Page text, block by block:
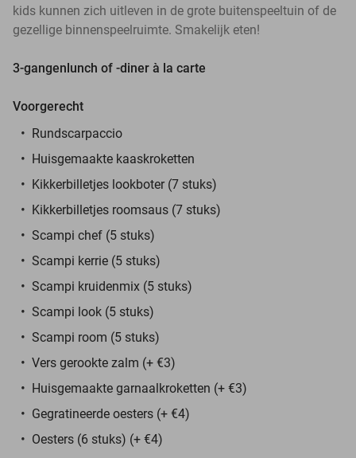
kids kunnen zich uitleven in de grote buitenspeeltuin of de
gezellige binnenspeelruimte. Smakelijk eten!
3-gangenlunch of -diner à la carte
Voorgerecht
Rundscarpaccio
Huisgemaakte kaaskroketten
Kikkerbilletjes lookboter (7 stuks)
Kikkerbilletjes roomsaus (7 stuks)
Scampi chef (5 stuks)
Scampi kerrie (5 stuks)
Scampi kruidenmix (5 stuks)
Scampi look (5 stuks)
Scampi room (5 stuks)
Vers gerookte zalm (+ €3)
Huisgemaakte garnaalkroketten (+ €3)
Gegratineerde oesters (+ €4)
Oesters (6 stuks) (+ €4)